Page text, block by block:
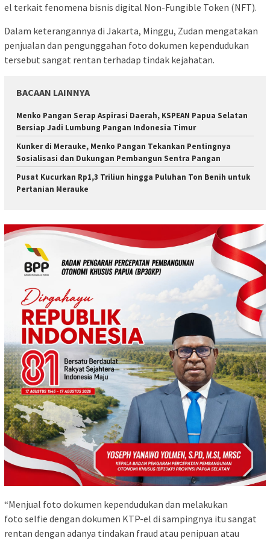
el terkait fenomena bisnis digital Non-Fungible Token (NFT).
Dalam keterangannya di Jakarta, Minggu, Zudan mengatakan
penjualan dan pengunggahan foto dokumen kependudukan
tersebut sangat rentan terhadap tindak kejahatan.
BACAAN LAINNYA
Menko Pangan Serap Aspirasi Daerah, KSPEAN Papua Selatan
Bersiap Jadi Lumbung Pangan Indonesia Timur
Kunker di Merauke, Menko Pangan Tekankan Pentingnya
Sosialisasi dan Dukungan Pembangun Sentra Pangan
Pusat Kucurkan Rp1,3 Triliun hingga Puluhan Ton Benih untuk
Pertanian Merauke
“Menjual foto dokumen kependudukan dan melakukan
foto selfie dengan dokumen KTP-el di sampingnya itu sangat
rentan dengan adanya tindakan fraud atau penipuan atau